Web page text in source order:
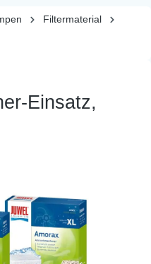
Filtermaterial
Einsatz,